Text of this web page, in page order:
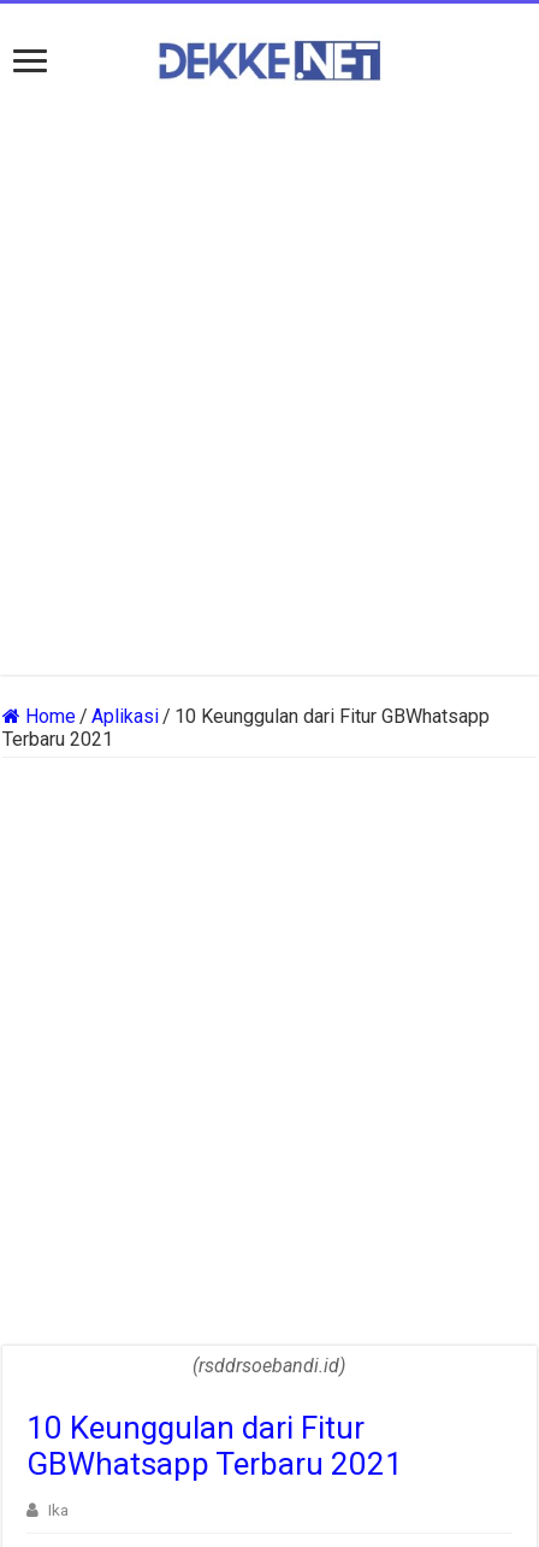
Home/ Aplikasi/ 10 Keunggulan dari Fitur GBWhatsapp
Terbaru 2021
(rsddrsoebandi.id)
10 Keunggulan dari Fitur
GBWhatsapp Terbaru 2021
Ika